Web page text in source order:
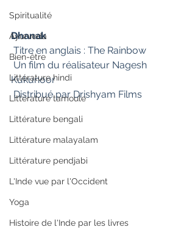
Spiritualité
Ayurveda
Bien-être
Littérature hindi
Littérature tamoule
Littérature bengali
Littérature malayalam
Littérature pendjabi
L'Inde vue par l'Occident
Yoga
Histoire de l'Inde par les livres
Dhanak
Titre en anglais : The Rainbow
Kukunoor
Distribué par Drishyam Films